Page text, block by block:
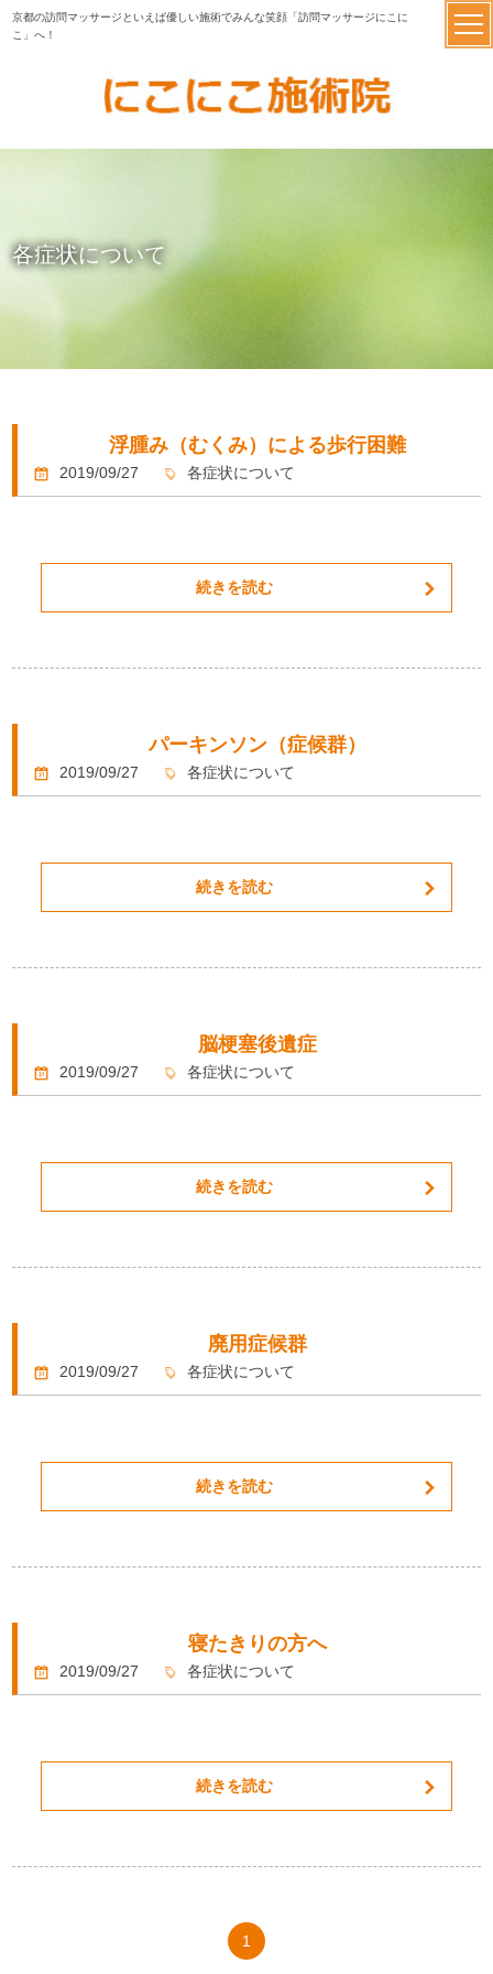
京都の訪問マッサージといえば優しい施術でみんな笑顔「訪問マッサージにこに
こ」へ！
各症状について
浮腫み（むくみ）による歩行困難
2019/09/27 各症状について
続きを読む
パーキンソン（症候群）
2019/09/27 各症状について
続きを読む
脳梗塞後遺症
2019/09/27 各症状について
続きを読む
廃用症候群
2019/09/27 各症状について
続きを読む
寝たきりの方へ
2019/09/27 各症状について
続きを読む
1